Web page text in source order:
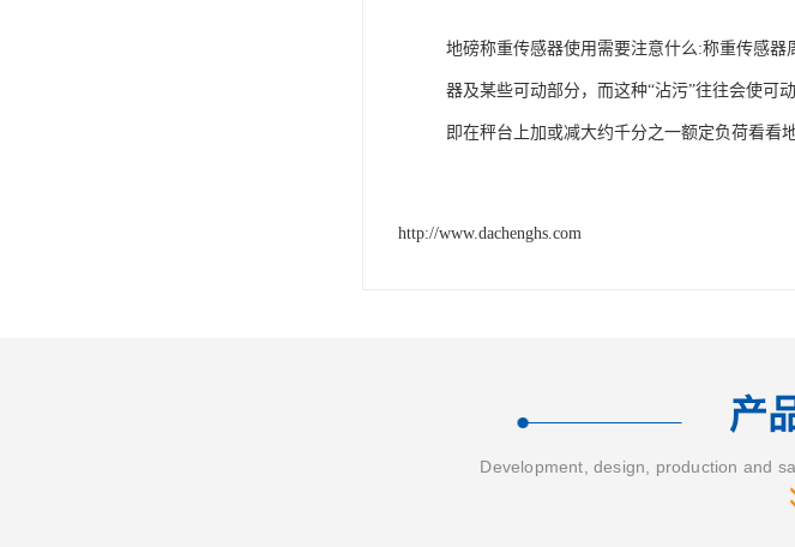
地磅称重传感器使用需要注意什么:称重传感
器及某些可动部分，而这种“沾污”往往会使可
即在秤台上加或减大约千分之一额定负荷看看
http://www.dachenghs.com
产
Development, design, production and